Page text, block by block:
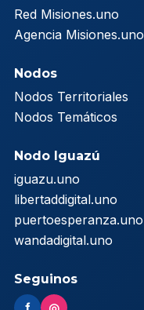
Red Misiones.uno
Agencia Misiones.uno
Nodos
Nodos Territoriales
Nodos Temáticos
Nodo Iguazú
iguazu.uno
libertaddigital.uno
puertoesperanza.uno
wandadigital.uno
Seguinos